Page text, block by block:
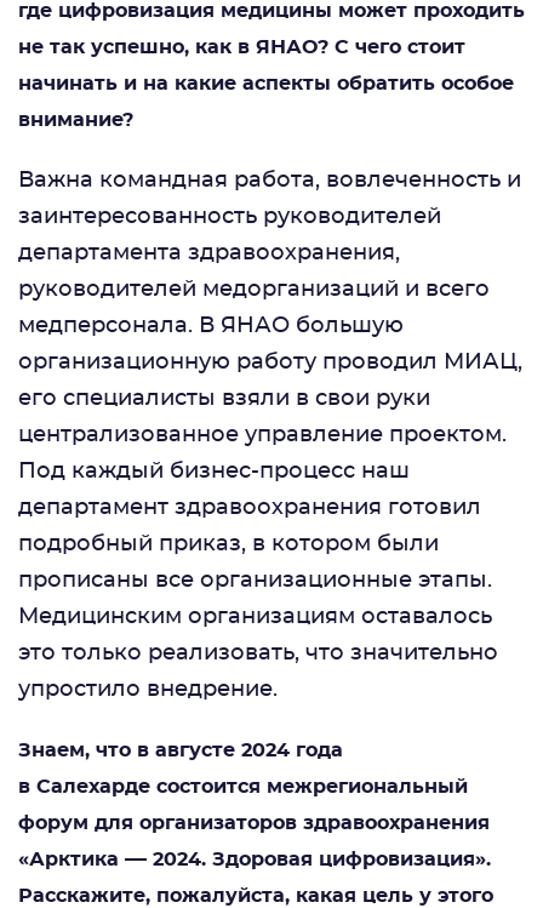
где цифровизация медицины может проходить
не так успешно, как в ЯНАО? С чего стоит
начинать и на какие аспекты обратить особое
внимание?
Важна командная работа, вовлеченность и
заинтересованность руководителей
департамента здравоохранения,
руководителей медорганизаций и всего
медперсонала. В ЯНАО большую
организационную работу проводил МИАЦ,
его специалисты взяли в свои руки
централизованное управление проектом.
Под каждый бизнес-процесс наш
департамент здравоохранения готовил
подробный приказ, в котором были
прописаны все организационные этапы.
Медицинским организациям оставалось
это только реализовать, что значительно
упростило внедрение.
Знаем, что в августе 2024 года
в Салехарде состоится межрегиональный
форум для организаторов здравоохранения
«Арктика — 2024. Здоровая цифровизация».
Расскажите, пожалуйста, какая цель у этого